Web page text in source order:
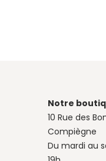
Notre
10 Rue des
Compiègne
Du mardi au